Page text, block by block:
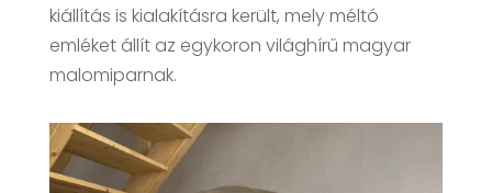
kiállítás is kialakításra került, mely méltó
emléket állít az egykoron világhírű magyar
malomiparnak.